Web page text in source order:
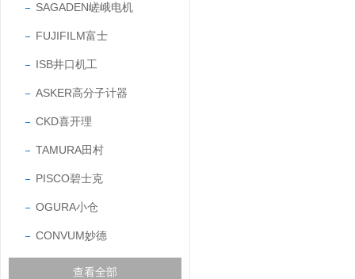
SAGADEN嵯峨电机
FUJIFILM富士
ISB井口机工
ASKER高分子计器
CKD喜开理
TAMURA田村
PISCO碧士克
OGURA小仓
CONVUM妙德
查看全部